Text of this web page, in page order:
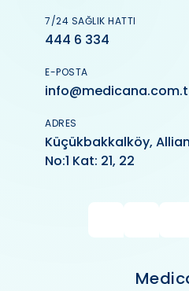
7/24 SAĞLIK HATTI
444 6 334
E-POSTA
ADRES
Küçükbakkalköy,
No:1 Kat: 21, 22